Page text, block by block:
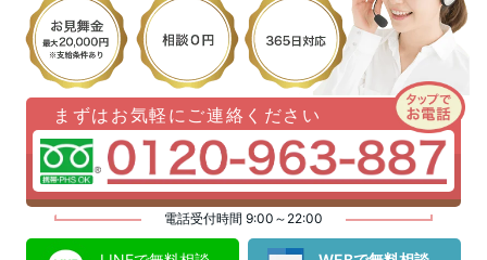
まずはお気軽にご連絡ください
電話受付時間 9:00～22:00